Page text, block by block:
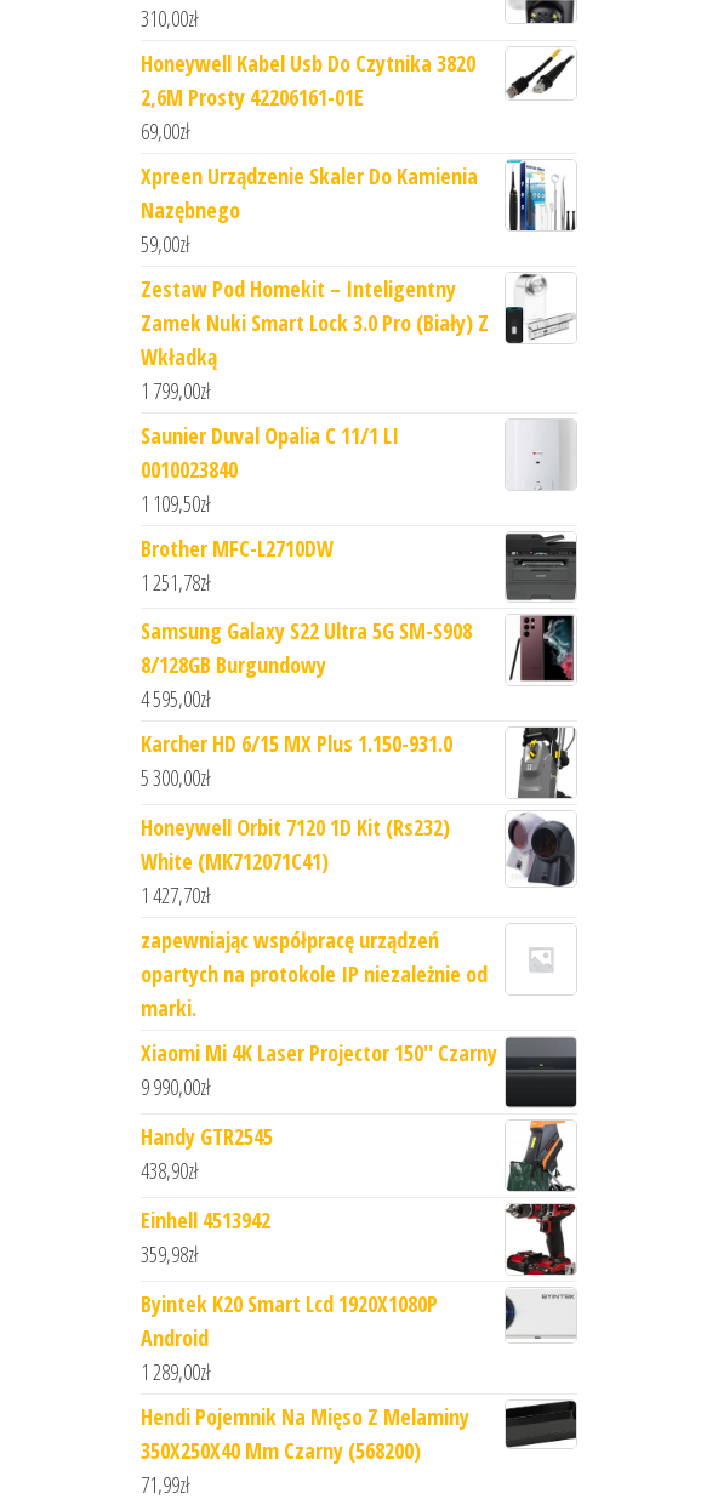
310,00zł
Honeywell Kabel Usb Do Czytnika 3820
2,6M Prosty 42206161-01E
69,00zł
Xpreen Urządzenie Skaler Do Kamienia
Nazębnego
59,00zł
Zestaw Pod Homekit – Inteligentny
Zamek Nuki Smart Lock 3.0 Pro (Biały) Z
Wkładką
1 799,00zł
Saunier Duval Opalia C 11/1 LI
0010023840
1 109,50zł
Brother MFC-L2710DW
1 251,78zł
Samsung Galaxy S22 Ultra 5G SM-S908
8/128GB Burgundowy
4 595,00zł
Karcher HD 6/15 MX Plus 1.150-931.0
5 300,00zł
Honeywell Orbit 7120 1D Kit (Rs232)
White (MK712071C41)
1 427,70zł
zapewniając współpracę urządzeń
opartych na protokole IP niezależnie od
marki.
Xiaomi Mi 4K Laser Projector 150'' Czarny
9 990,00zł
Handy GTR2545
438,90zł
Einhell 4513942
359,98zł
Byintek K20 Smart Lcd 1920X1080P
Android
1 289,00zł
Hendi Pojemnik Na Mięso Z Melaminy
350X250X40 Mm Czarny (568200)
71,99zł